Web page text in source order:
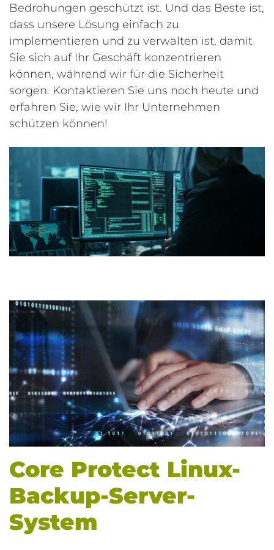
Bedrohungen geschützt ist. Und das Beste ist,
dass unsere Lösung einfach zu
implementieren und zu verwalten ist, damit
Sie sich auf Ihr Geschäft konzentrieren
können, während wir für die Sicherheit
sorgen. Kontaktieren Sie uns noch heute und
erfahren Sie, wie wir Ihr Unternehmen
schützen können!
Core Protect Linux-
Backup-Server-
System